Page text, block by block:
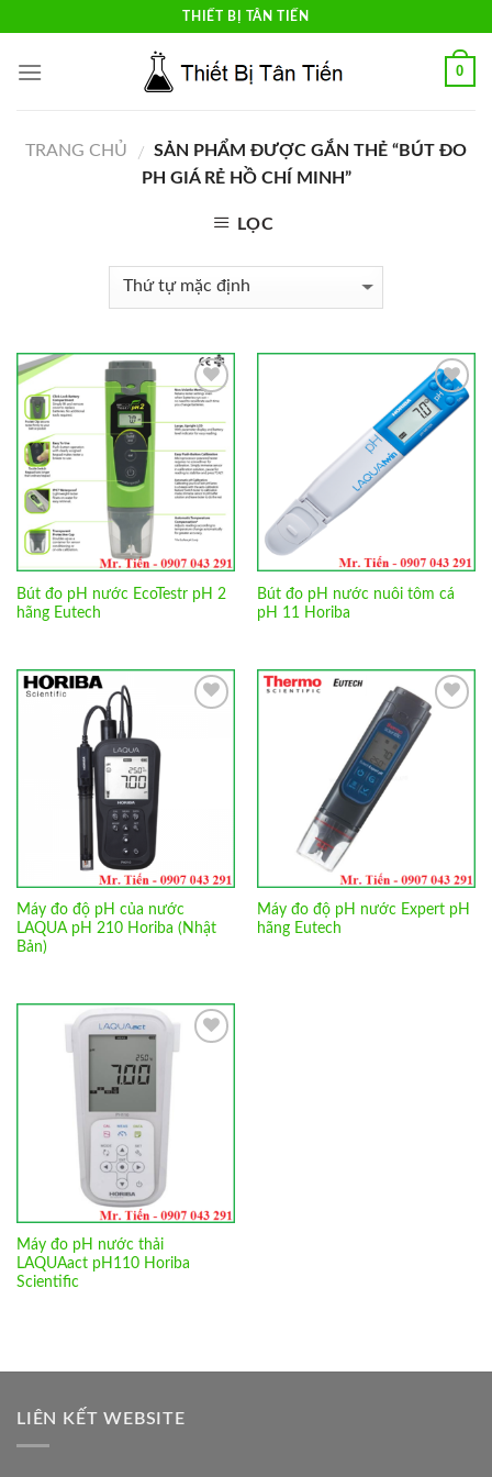
content
THIẾT BỊ TÂN TIẾN
0
TRANG CHỦ / SẢN PHẨM ĐƯỢC GẮN THẺ “BÚT ĐO
PH GIÁ RẺ HỒ CHÍ MINH”
LỌC
Add to
Wishlist
Bút đo pH nước EcoTestr pH 2
hãng Eutech
Add to
Wishlist
Bút đo pH nước nuôi tôm cá
pH 11 Horiba
Máy đo độ pH của nước
LAQUA pH 210 Horiba (Nhật
Bản)
Add to
Wishlist
Máy đo độ pH nước Expert pH
hãng Eutech
Máy đo pH nước thải
LAQUAact pH110 Horiba
Scientific
LIÊN KẾT WEBSITE